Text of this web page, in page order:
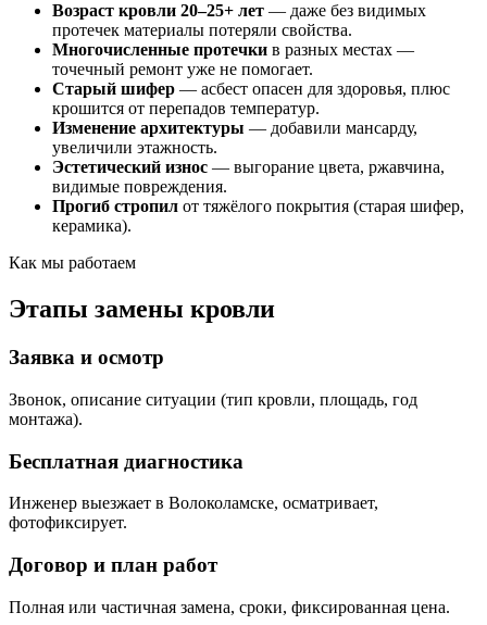
Возраст кровли 20–25+ лет — даже без видимых
протечек материалы потеряли свойства.
Многочисленные протечки в разных местах —
точечный ремонт уже не помогает.
Старый шифер — асбест опасен для здоровья, плюс
крошится от перепадов температур.
Изменение архитектуры — добавили мансарду,
увеличили этажность.
Эстетический износ — выгорание цвета, ржавчина,
видимые повреждения.
Прогиб стропил от тяжёлого покрытия (старая шифер,
керамика).
Как мы работаем
Этапы замены кровли
Заявка и осмотр
Звонок, описание ситуации (тип кровли, площадь, год
монтажа).
Бесплатная диагностика
Инженер выезжает в Волоколамске, осматривает,
фотофиксирует.
Договор и план работ
Полная или частичная замена, сроки, фиксированная цена.